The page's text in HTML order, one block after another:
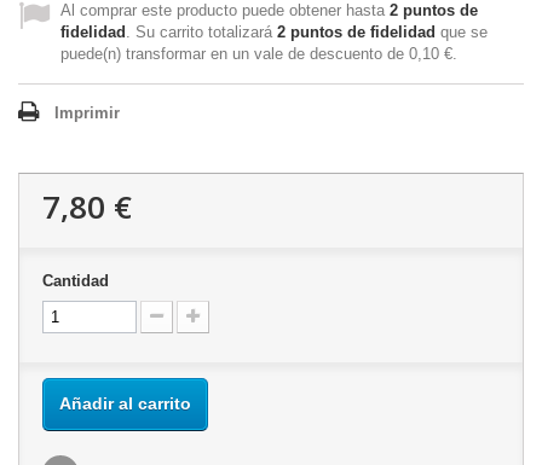
Al comprar este producto puede obtener hasta 2 puntos de
fidelidad . Su carrito totalizará 2 puntos de fidelidad que se
puede(n) transformar en un vale de descuento de 0,10 €.
Imprimir
7,80 €
Cantidad
Añadir al carrito